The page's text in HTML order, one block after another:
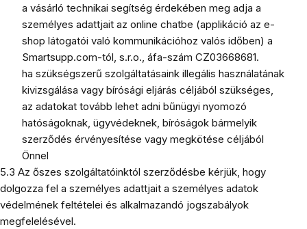
a vásárló technikai segítség érdekében meg adja a
személyes adattjait az online chatbe (applikáció az e-
shop látogatói való kommunikációhoz valós időben) a
Smartsupp.com-tól, s.r.o., áfa-szám CZ03668681.
ha szükségszerű szolgáltatásaink illegális használatának
kivizsgálása vagy bírósági eljárás céljából szükséges,
az adatokat tovább lehet adni bűnügyi nyomozó
hatóságoknak, ügyvédeknek, bíróságok bármelyik
szerződés érvényesítése vagy megkötése céljából
Önnel
5.3 Az őszes szolgáltatóinktól szerződésbe kérjük, hogy
dolgozza fel a személyes adattjait a személyes adatok
védelmének feltételei és alkalmazandó jogszabályok
megfelelésével.